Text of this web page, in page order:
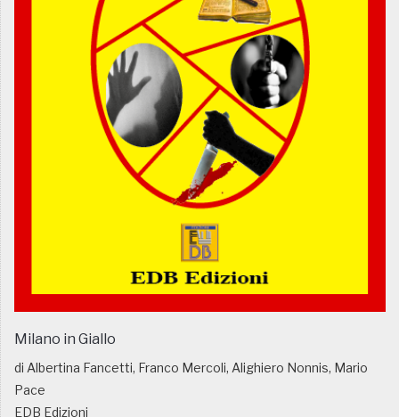
Milano in Giallo
di Albertina Fancetti, Franco Mercoli, Alighiero Nonnis, Mario
Pace
EDB Edizioni